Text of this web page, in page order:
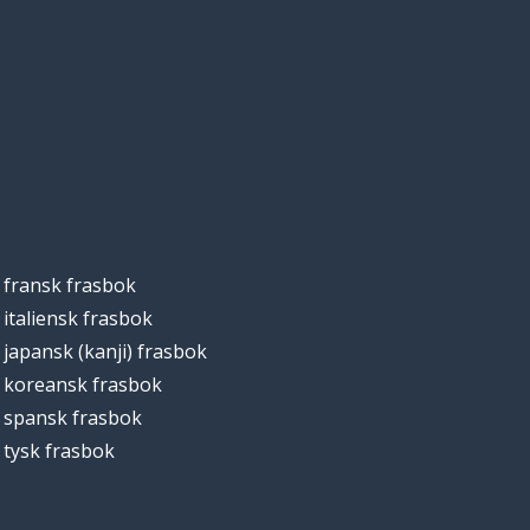
fransk frasbok
italiensk frasbok
japansk (kanji) frasbok
koreansk frasbok
spansk frasbok
tysk frasbok